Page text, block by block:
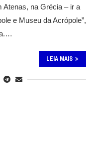
Atenas, na Grécia – ir a
e Museu da Acrópole”,
LEIA MAIS